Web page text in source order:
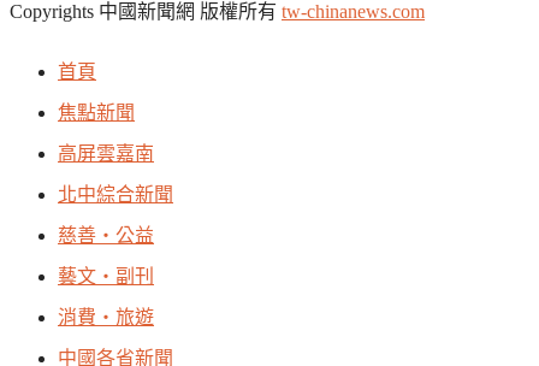
Copyrights 中國新聞網 版權所有 tw-chinanews.com
首頁
焦點新聞
高屏雲嘉南
北中綜合新聞
慈善‧公益
藝文‧副刊
消費‧旅遊
中國各省新聞